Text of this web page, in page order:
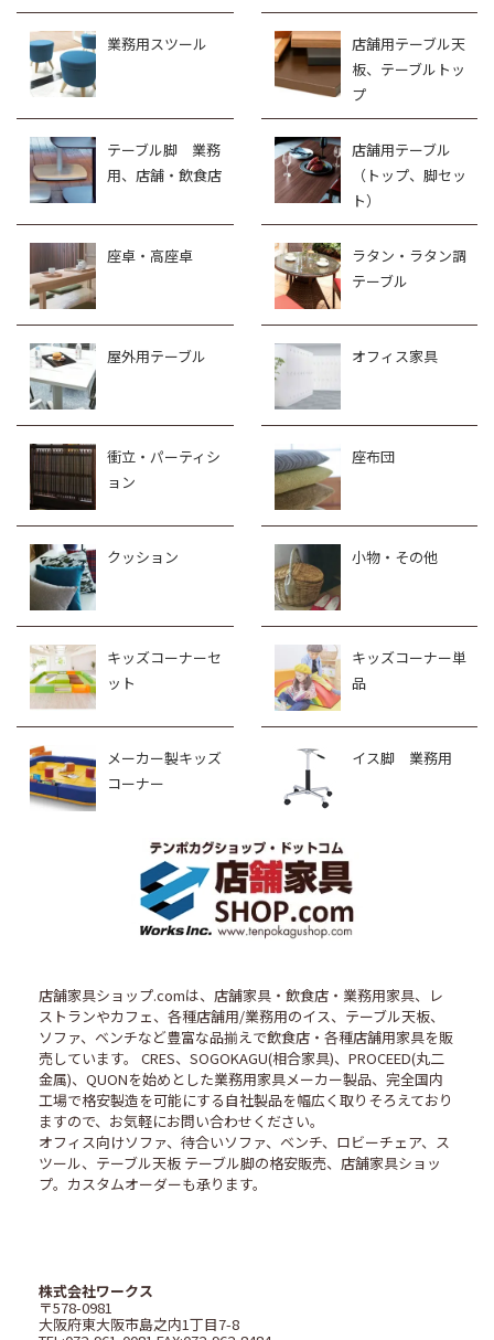
業務用スツール
店舗用テーブル天
板、テーブルトッ
プ
テーブル脚 業務
用、店舗・飲食店
店舗用テーブル
（トップ、脚セッ
ト）
座卓・高座卓
ラタン・ラタン調
テーブル
屋外用テーブル オフィス家具
衝立・パーティシ
ョン
座布団
クッション 小物・その他
キッズコーナーセ
ット
キッズコーナー単
品
メーカー製キッズ
コーナー
イス脚 業務用
店舗家具ショップ.comは、店舗家具・飲食店・業務用家具、レ
ストランやカフェ、各種店舗用/業務用のイス、テーブル天板、
ソファ、ベンチなど豊富な品揃えで飲食店・各種店舗用家具を販
売しています。 CRES、SOGOKAGU(相合家具)、PROCEED(丸二
金属)、QUONを始めとした業務用家具メーカー製品、完全国内
工場で格安製造を可能にする自社製品を幅広く取りそろえており
ますので、お気軽にお問い合わせください。
オフィス向けソファ、待合いソファ、ベンチ、ロビーチェア、ス
ツール、テーブル天板 テーブル脚の格安販売、店舗家具ショッ
プ。カスタムオーダーも承ります。
株式会社ワークス
〒578-0981
大阪府東大阪市島之内1丁目7-8